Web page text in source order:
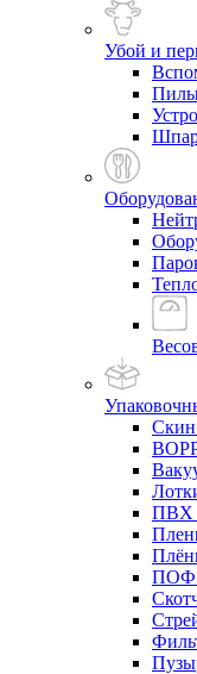
Убой и
Пилы
Скин
ПВХ
ПОФ